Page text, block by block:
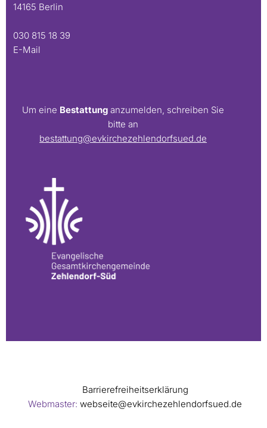
14165 Berlin
030 815 18 39
E-Mail
Um eine Bestattung anzumelden, schreiben Sie
bitte an
bestattung@evkirchezehlendorfsued.de
Barrierefreiheitserklärung
Webmaster: webseite@evkirchezehlendorfsued.de